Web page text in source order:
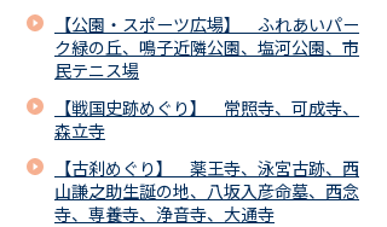
【公園・スポーツ広場】 ふれあいパー
ク緑の丘、鳴子近隣公園、塩河公園、市
民テニス場
【戦国史跡めぐり】 常照寺、可成寺、
森立寺
【古刹めぐり】 薬王寺、泳宮古跡、西
山謙之助生誕の地、八坂入彦命墓、西念
寺、専養寺、浄音寺、大通寺